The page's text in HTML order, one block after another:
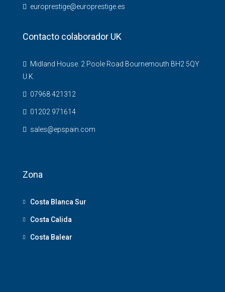
europrestige@europrestige.es
Contacto colaborador UK
Midland House. 2 Poole Road Bournemouth BH2 5QY
U.K.
07968 421312
01202 971614
sales@epspain.com
Zona
Costa Blanca Sur
Costa Calida
Costa Balear